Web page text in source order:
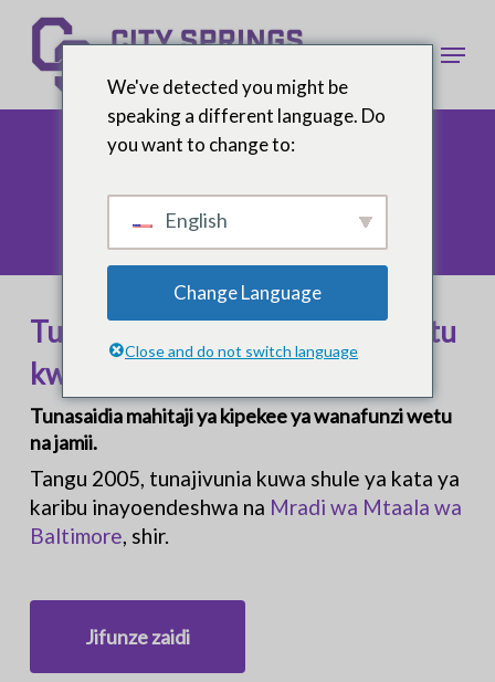
Ruka
kwa
yaliyomo
Tumekuwa nguzo ya jumuiya yetu
kwa miongo kadhaa.
Tunasaidia mahitaji ya kipekee ya wanafunzi wetu
na jamii.
Tangu 2005, tunajivunia kuwa shule ya kata ya
karibu inayoendeshwa na Mradi wa Mtaala wa
Baltimore , shir.
Jifunze zaidi
We've detected you might be
speaking a different language. Do
you want to change to:
English
Change Language
Close and do not switch language